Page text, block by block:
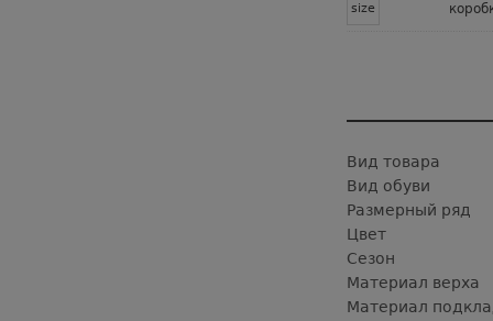
size
Вид товара
Вид обуви
Размерный ряд
Цвет
Сезон
Материал верха
Материал